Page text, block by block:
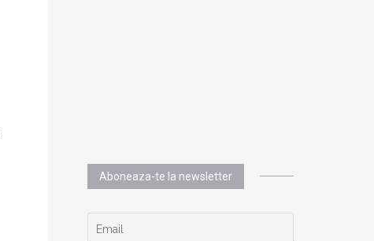
Aboneaza-te la newsletter